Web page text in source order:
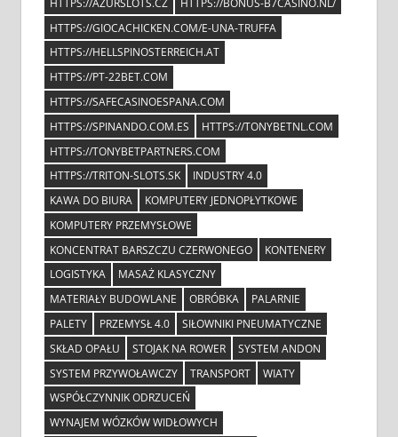
HTTPS://GIOCACHICKEN.COM/E-UNA-TRUFFA
HTTPS://HELLSPINOSTERREICH.AT
HTTPS://PT-22BET.COM
HTTPS://SAFECASINOESPANA.COM
HTTPS://SPINANDO.COM.ES
HTTPS://TONYBETNL.COM
HTTPS://TONYBETPARTNERS.COM
HTTPS://TRITON-SLOTS.SK
INDUSTRY 4.0
KAWA DO BIURA
KOMPUTERY JEDNOPŁYTKOWE
KOMPUTERY PRZEMYSŁOWE
KONCENTRAT BARSZCZU CZERWONEGO
KONTENERY
LOGISTYKA
MASAŻ KLASYCZNY
MATERIAŁY BUDOWLANE
OBRÓBKA
PALARNIE
PALETY
PRZEMYSŁ 4.0
SIŁOWNIKI PNEUMATYCZNE
SKŁAD OPAŁU
STOJAK NA ROWER
SYSTEM ANDON
SYSTEM PRZYWOŁAWCZY
TRANSPORT
WIATY
WSPÓŁCZYNNIK ODRZUCEŃ
WYNAJEM WÓZKÓW WIDŁOWYCH